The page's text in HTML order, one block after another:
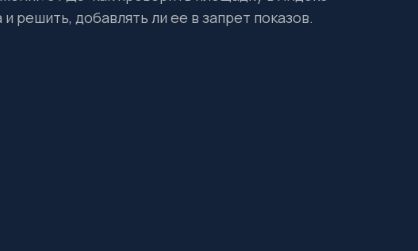
решить, добавлять ли ее в запрет показов.